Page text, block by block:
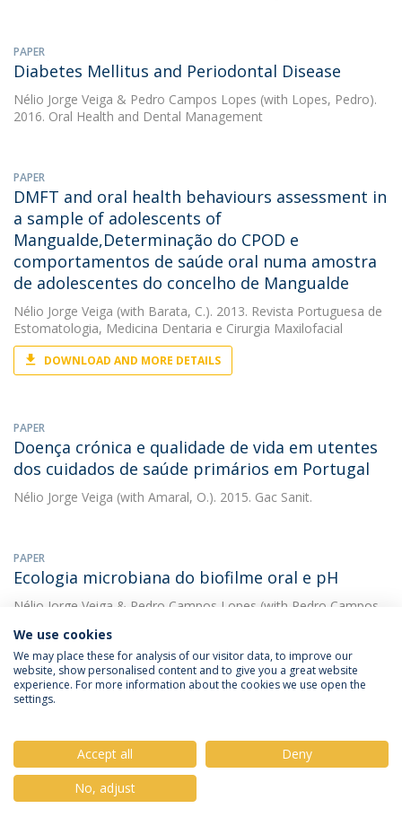
PAPER
Diabetes Mellitus and Periodontal Disease
Nélio Jorge Veiga & Pedro Campos Lopes (with Lopes, Pedro).
2016. Oral Health and Dental Management
PAPER
DMFT and oral health behaviours assessment in
a sample of adolescents of
Mangualde,Determinação do CPOD e
comportamentos de saúde oral numa amostra
de adolescentes do concelho de Mangualde
Nélio Jorge Veiga (with Barata, C.). 2013. Revista Portuguesa de
Estomatologia, Medicina Dentaria e Cirurgia Maxilofacial
DOWNLOAD AND MORE DETAILS
PAPER
Doença crónica e qualidade de vida em utentes
dos cuidados de saúde primários em Portugal
Nélio Jorge Veiga (with Amaral, O.). 2015. Gac Sanit.
PAPER
Ecologia microbiana do biofilme oral e pH
Nélio Jorge Veiga & Pedro Campos Lopes (with Pedro Campos
DOWNLOAD AND MORE DETAILS
Edentulism and the need of oral rehabilitation
among institucionalized elderly
Nélio Jorge Veiga2016.
We use cookies
We may place these for analysis of our visitor data, to improve our
website, show personalised content and to give you a great website
experience. For more information about the cookies we use open the
settings.
Accept all
Deny
No, adjust